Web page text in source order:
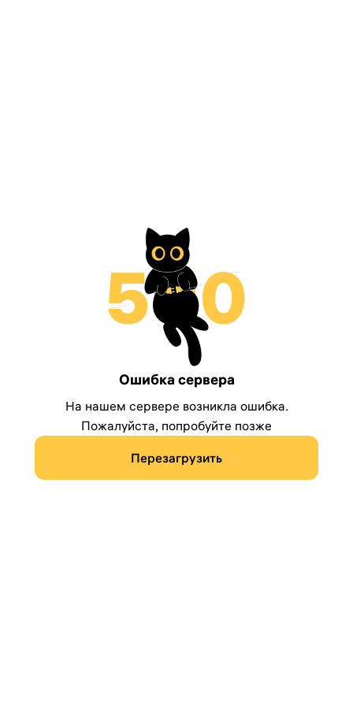
Ошибка сервера
На нашем сервере возникла ошибка.
Пожалуйста, попробуйте позже
Перезагрузить